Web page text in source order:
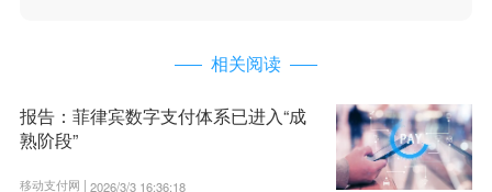
相关阅读
报告：菲律宾数字支付体系已进入“成
熟阶段”
移动支付网 | 2026/3/3 16:36:18